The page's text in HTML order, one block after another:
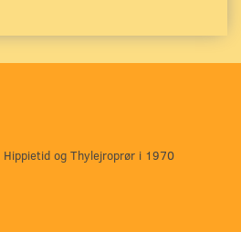
og Thylejroprør i 1970